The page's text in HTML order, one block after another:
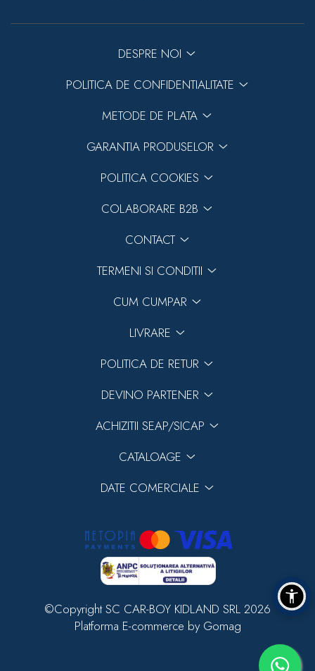
DESPRE NOI
POLITICA DE CONFIDENTIALITATE
METODE DE PLATA
GARANTIA PRODUSELOR
POLITICA COOKIES
COLABORARE B2B
CONTACT
TERMENI SI CONDITII
CUM CUMPAR
LIVRARE
POLITICA DE RETUR
DEVINO PARTENER
ACHIZITII SEAP/SICAP
CATALOAGE
DATE COMERCIALE
©Copyright SC CAR-BOY KIDLAND SRL 2026
Platforma E-commerce by Gomag